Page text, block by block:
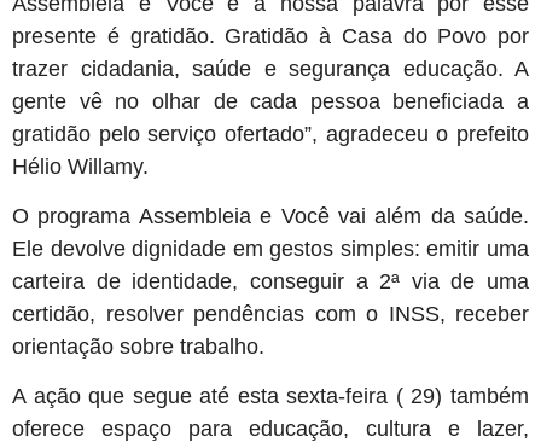
presente é gratidão. Gratidão à Casa do Povo por
trazer cidadania, saúde e segurança educação. A
gente vê no olhar de cada pessoa beneficiada a
gratidão pelo serviço ofertado”, agradeceu o prefeito
Hélio Willamy.
O programa Assembleia e Você vai além da saúde.
Ele devolve dignidade em gestos simples: emitir uma
carteira de identidade, conseguir a 2ª via de uma
certidão, resolver pendências com o INSS, receber
orientação sobre trabalho.
A ação que segue até esta sexta-feira ( 29) também
oferece espaço para educação, cultura e lazer,